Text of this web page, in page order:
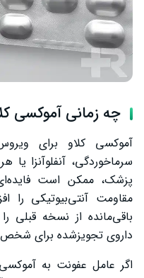
چه زمانی آموکسی
آموکسی کلاو برای
سرماخوردگی، آنفلوآنزا
پزشک، ممکن است
مقاومت آنتی‌بیوتیکی را
باقی‌مانده از نسخه قبلی
داروی تجویزشده برای شخص
اگر عامل عفونت به